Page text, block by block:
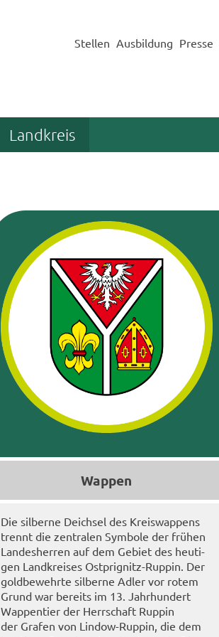
Stellen Ausbildung Presse
Landkreis
Wap­pen
Die sil­ber­ne Deich­sel des Kreis­wap­pens
trennt die zen­tra­len Sym­bo­le der frü­hen
Lan­des­her­ren auf dem Ge­biet des heu­ti­
gen Land­krei­ses Ostprignitz-​​Rup­pin. Der
gold­be­wehr­te sil­ber­ne Adler vor rotem
Grund war be­reits im 13. Jahr­hun­dert
Wap­pen­tier der Herr­schaft Rup­pin
der Gra­fen von Lindow-​​Rup­pin, die dem